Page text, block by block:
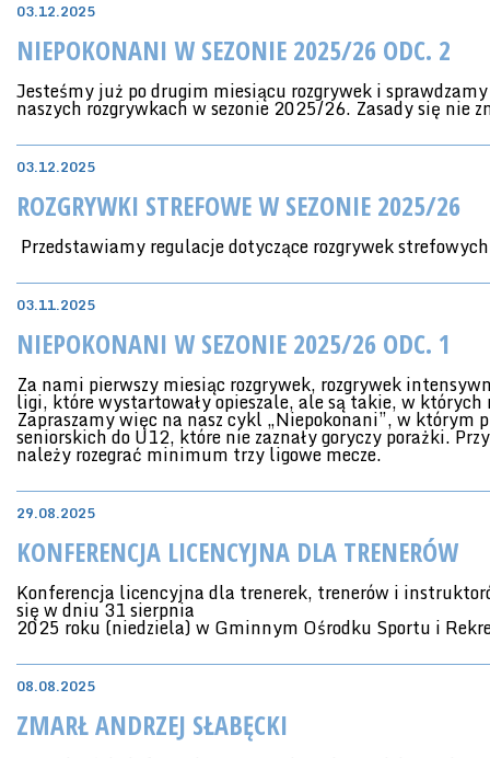
03.12.2025
NIEPOKONANI W SEZONIE 2025/26 ODC. 2
Jesteśmy już po drugim miesiącu rozgrywek i
naszych rozgrywkach w sezonie 2025/26. Zasady się
03.12.2025
ROZGRYWKI STREFOWE W SEZONIE 2025/26
Przedstawiamy regulacje dotyczące rozgrywek
03.11.2025
NIEPOKONANI W SEZONIE 2025/26 ODC. 1
Za nami pierwszy miesiąc rozgrywek, rozgrywek
ligi, które wystartowały opieszale, ale są takie, w których
Zapraszamy więc na nasz cykl „Niepokonani”, w którym
seniorskich do U12, które nie zaznały goryczy porażki.
należy rozegrać minimum trzy ligowe mecze.
29.08.2025
KONFERENCJA LICENCYJNA DLA TRENERÓW
Konferencja licencyjna dla trenerek, trenerów i
się w dniu 31 sierpnia
2025 roku (niedziela) w Gminnym Ośrodku Sportu i
08.08.2025
ZMARŁ ANDRZEJ SŁABĘCKI